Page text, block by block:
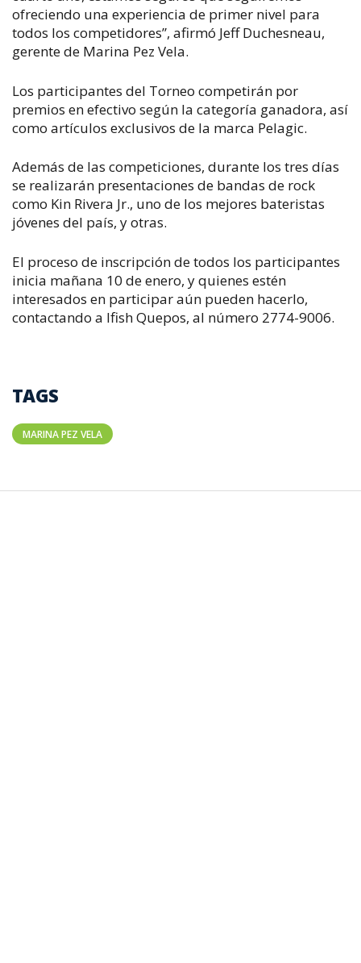
ofreciendo una experiencia de primer nivel para
todos los competidores”, afirmó Jeff Duchesneau,
gerente de Marina Pez Vela.
Los participantes del Torneo competirán por
premios en efectivo según la categoría ganadora, así
como artículos exclusivos de la marca Pelagic.
Además de las competiciones, durante los tres días
se realizarán presentaciones de bandas de rock
como Kin Rivera Jr., uno de los mejores bateristas
jóvenes del país, y otras.
El proceso de inscripción de todos los participantes
inicia mañana 10 de enero, y quienes estén
interesados en participar aún pueden hacerlo,
contactando a Ifish Quepos, al número 2774-9006.
TAGS
MARINA PEZ VELA